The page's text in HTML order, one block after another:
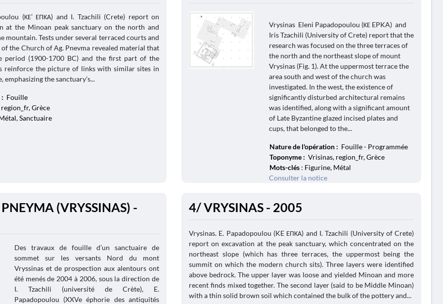
(ΚΕ’ ΕΠΚΑ) and I. Tzachili (Crete) report on
at the Minoan peak sanctuary on the north and
mountain. Tests under several terraced courts and
the Church of Ag. Pnevma revealed material that
period (1900-1700 BC) and the first part of the
reinforce the picture of links with similar sites in
emphasizing the sanctuary’s...
Fouille
Grèce
Sanctuaire
Vrysinas Eleni Papadopoulou (ΚΕ EPKA) and
Iris Tzachili (University of Crete) report that the
research was focused on the three terraces of
the north and the northeast slope of mount
Vrysinas (Fig. 1). At the uppermost terrace the
area south and west of the church was
investigated. In the west, the existence of
significantly disturbed architectural remains
was identified, along with a significant amount
of Late Byzantine glazed incised plates and
cups, that belonged to the...
Nature de l'opération : Fouille - Programmée
Toponyme : Vrisinas, region_fr, Grèce
Mots-clés: Figurine, Métal
Consulter la notice
(VRYSSINAS) -
Des travaux de fouille d’un sanctuaire de
sommet sur les versants Nord du mont
Vryssinas et de prospection aux alentours ont
été menés de 2004 à 2006, sous la direction de
I. Tzachili (université de Crète), E.
Papadopoulou (XXVe éphorie des antiquités
4/ VRYSINAS - 2005
Vrysinas. E. Papadopoulou (KE ΕΠΚΑ) and I. Tzachili (University of Crete)
report on excavation at the peak sanctuary, which concentrated on the
northeast slope (which has three terraces, the uppermost being the
summit on which the modern church sits). Three layers were identified
above bedrock. The upper layer was loose and yielded Minoan and more
recent finds mixed together. The second layer (said to be Middle Minoan)
with a thin solid brown soil which contained the bulk of the pottery and...